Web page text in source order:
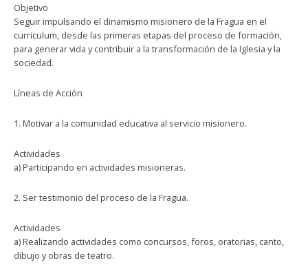
Objetivo
Seguir impulsando el dinamismo misionero de la Fragua en el
curriculum, desde las primeras etapas del proceso de formación,
para generar vida y contribuir a la transformación de la Iglesia y la
sociedad.
Líneas de Acción
1. Motivar a la comunidad educativa al servicio misionero.
Actividades
a) Participando en actividades misioneras.
2. Ser testimonio del proceso de la Fragua.
Actividades
a) Realizando actividades como concursos, foros, oratorias, canto,
dibujo y obras de teatro.